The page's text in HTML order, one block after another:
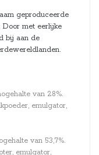
geproduceerde
Door met eerlijke
bij aan de
van 28%.
emulgator,
van 53,7%.
emulgator,